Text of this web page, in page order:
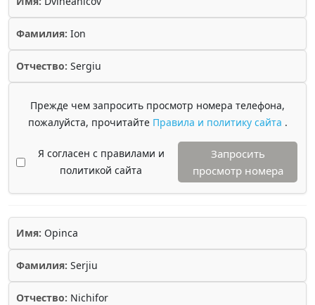
Фамилия: Ion
Отчество: Sergiu
Прежде чем запросить просмотр номера телефона,
пожалуйста, прочитайте Правила и политику сайта .
Я согласен с правилами и
политикой сайта
Запросить
просмотр номера
Имя: Opinca
Фамилия: Serjiu
Отчество: Nichifor